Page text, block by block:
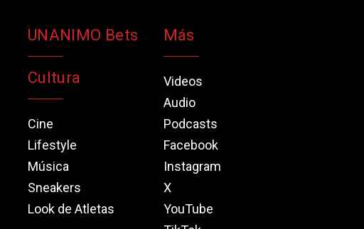
UNANIMO Bets
Cultura
Cine
Lifestyle
Música
Sneakers
Look de Atletas
Más
Videos
Audio
Podcasts
Facebook
Instagram
X
YouTube